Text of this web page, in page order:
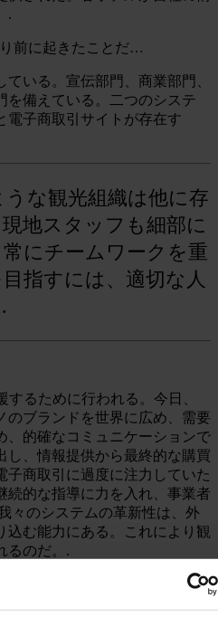
.
前に起きたことだ…
いる。宣伝部門、商業部門、
を備えている。二つのシステ
電子商取引サイトが存在す
な観光組織は他に存
地スタッフも細部に
にチームワークを重
指すには、適切な人
るために行われる。今日、
のブランドを世界に広め、需要
、的確なコミュニケーションで
し、情報提供から最終的な購買
子商取引に過度に注力していた
続的な指導に力を入れ、事業者
々のシステムの革新性は、外
込む能力にある。これにより観
るのだ。.
か？